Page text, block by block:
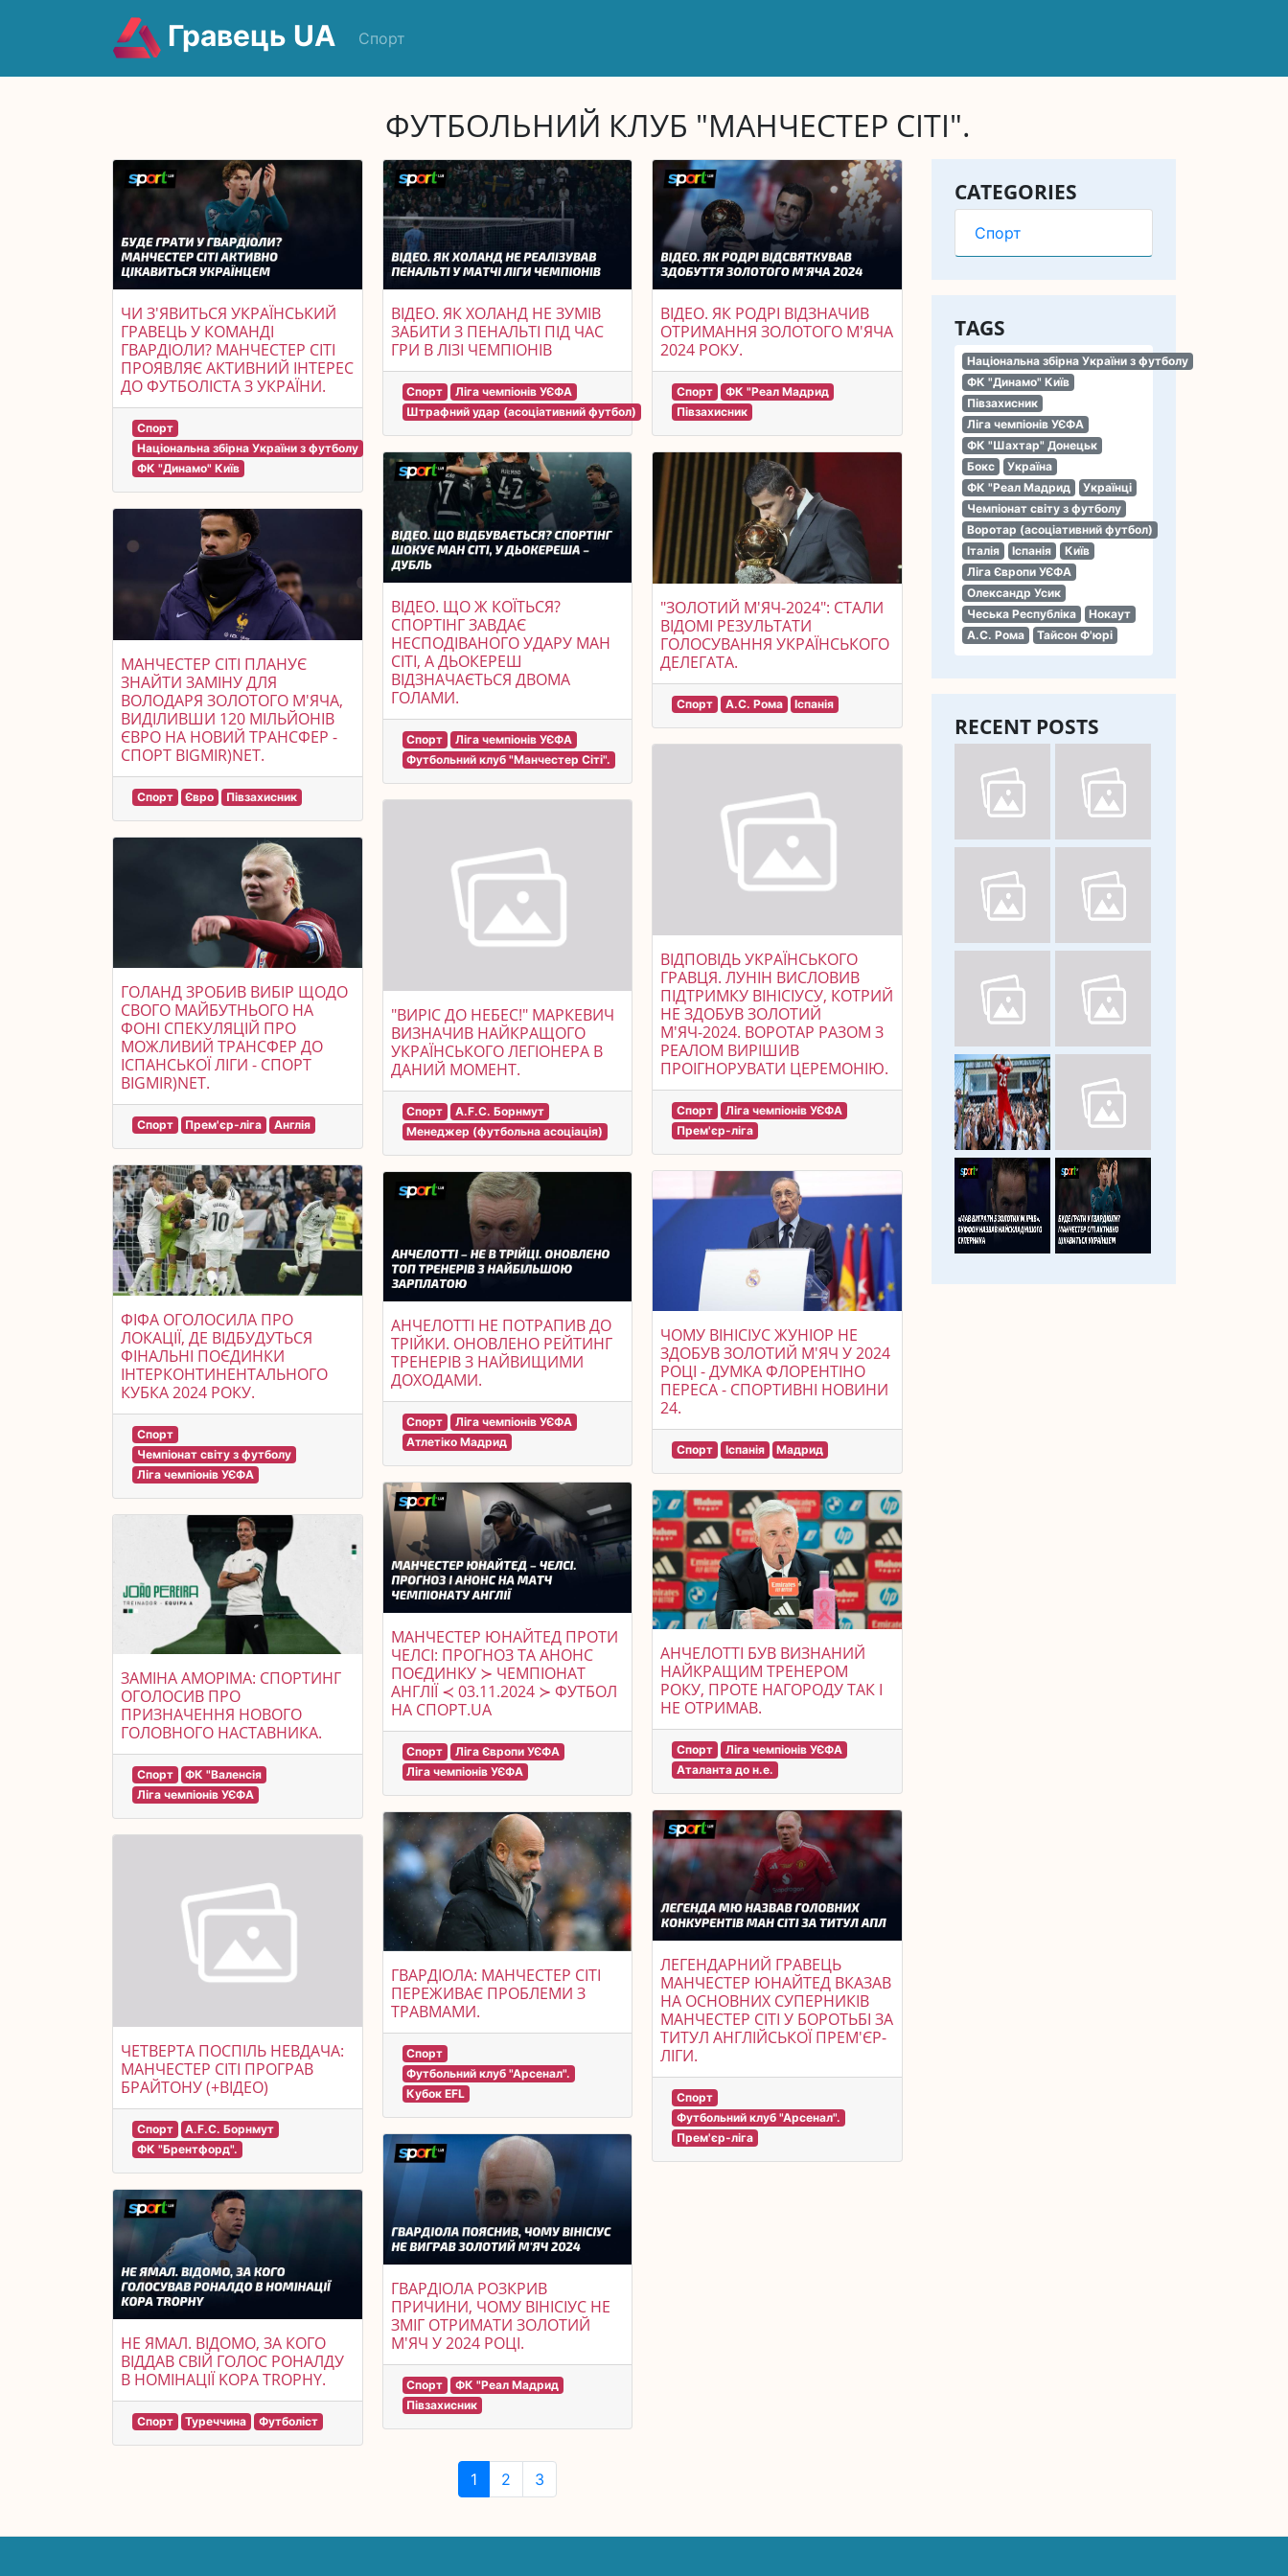
Гравець UA Спорт
ФУТБОЛЬНИЙ КЛУБ "МАНЧЕСТЕР СІТІ".
CATEGORIES
Спорт
TAGS
Національна збірна України з футболу
ФК "Динамо" Київ
Півзахисник
Ліга чемпіонів УЄФА
ФК "Шахтар" Донецьк
Бокс
Україна
ФК "Реал Мадрид
Українці
Чемпіонат світу з футболу
Воротар (асоціативний футбол)
Італія
Іспанія
Київ
Ліга Європи УЄФА
Олександр Усик
Чеська Республіка
Нокаут
А.С. Рома
Тайсон Ф'юрі
RECENT POSTS
ЧИ З'ЯВИТЬСЯ УКРАЇНСЬКИЙ
ГРАВЕЦЬ У КОМАНДІ
ГВАРДІОЛИ? МАНЧЕСТЕР СІТІ
ПРОЯВЛЯЄ АКТИВНИЙ ІНТЕРЕС
ДО ФУТБОЛІСТА З УКРАЇНИ.
Спорт
Національна збірна України з футболу
ФК "Динамо" Київ
МАНЧЕСТЕР СІТІ ПЛАНУЄ
ЗНАЙТИ ЗАМІНУ ДЛЯ
ВОЛОДАРЯ ЗОЛОТОГО М'ЯЧА,
ВИДІЛИВШИ 120 МІЛЬЙОНІВ
ЄВРО НА НОВИЙ ТРАНСФЕР -
СПОРТ BIGMIR)NET.
Спорт Євро Півзахисник
ГОЛАНД ЗРОБИВ ВИБІР ЩОДО
СВОГО МАЙБУТНЬОГО НА
ФОНІ СПЕКУЛЯЦІЙ ПРО
МОЖЛИВИЙ ТРАНСФЕР ДО
ІСПАНСЬКОЇ ЛІГИ - СПОРТ
BIGMIR)NET.
Спорт Прем'єр-ліга Англія
ФІФА ОГОЛОСИЛА ПРО
ЛОКАЦІЇ, ДЕ ВІДБУДУТЬСЯ
ФІНАЛЬНІ ПОЄДИНКИ
ІНТЕРКОНТИНЕНТАЛЬНОГО
КУБКА 2024 РОКУ.
Спорт
Чемпіонат світу з футболу
Ліга чемпіонів УЄФА
ЗАМІНА АМОРІМА: СПОРТИНГ
ОГОЛОСИВ ПРО
ПРИЗНАЧЕННЯ НОВОГО
ГОЛОВНОГО НАСТАВНИКА.
Спорт
ФК "Валенсія
Ліга чемпіонів УЄФА
ЧЕТВЕРТА ПОСПІЛЬ НЕВДАЧА:
МАНЧЕСТЕР СІТІ ПРОГРАВ
БРАЙТОНУ (+ВІДЕО)
Спорт
A.F.C. Борнмут
ФК "Брентфорд".
НЕ ЯМАЛ. ВІДОМО, ЗА КОГО
ВІДДАВ СВІЙ ГОЛОС РОНАЛДУ
В НОМІНАЦІЇ KOPA TROPHY.
Спорт Туреччина Футболіст
ВІДЕО. ЯК ХОЛАНД НЕ ЗУМІВ
ЗАБИТИ З ПЕНАЛЬТІ ПІД ЧАС
ГРИ В ЛІЗІ ЧЕМПІОНІВ
Спорт
Ліга чемпіонів УЄФА
Штрафний удар (асоціативний футбол)
ВІДЕО. ЩО Ж КОЇТЬСЯ?
СПОРТІНГ ЗАВДАЄ
НЕСПОДІВАНОГО УДАРУ МАН
СІТІ, А ДЬОКЕРЕШ
ВІДЗНАЧАЄТЬСЯ ДВОМА
ГОЛАМИ.
Спорт
Ліга чемпіонів УЄФА
Футбольний клуб "Манчестер Сіті".
"ВИРІС ДО НЕБЕС!" МАРКЕВИЧ
ВИЗНАЧИВ НАЙКРАЩОГО
УКРАЇНСЬКОГО ЛЕГІОНЕРА В
ДАНИЙ МОМЕНТ.
Спорт
A.F.C. Борнмут
Менеджер (футбольна асоціація)
АНЧЕЛОТТІ НЕ ПОТРАПИВ ДО
ТРІЙКИ. ОНОВЛЕНО РЕЙТИНГ
ТРЕНЕРІВ З НАЙВИЩИМИ
ДОХОДАМИ.
Спорт
Ліга чемпіонів УЄФА
Атлетіко Мадрид
МАНЧЕСТЕР ЮНАЙТЕД ПРОТИ
ЧЕЛСІ: ПРОГНОЗ ТА АНОНС
ПОЄДИНКУ ≻ ЧЕМПІОНАТ
АНГЛІЇ ≺ 03.11.2024 ≻ ФУТБОЛ
НА СПОРТ.UA
Спорт
Ліга Європи УЄФА
Ліга чемпіонів УЄФА
ГВАРДІОЛА: МАНЧЕСТЕР СІТІ
ПЕРЕЖИВАЄ ПРОБЛЕМИ З
ТРАВМАМИ.
Спорт
Футбольний клуб "Арсенал".
Кубок EFL
ГВАРДІОЛА РОЗКРИВ
ПРИЧИНИ, ЧОМУ ВІНІСІУС НЕ
ЗМІГ ОТРИМАТИ ЗОЛОТИЙ
М'ЯЧ У 2024 РОЦІ.
Спорт
ФК "Реал Мадрид
Півзахисник
ВІДЕО. ЯК РОДРІ ВІДЗНАЧИВ
ОТРИМАННЯ ЗОЛОТОГО М'ЯЧА
2024 РОКУ.
Спорт
ФК "Реал Мадрид
Півзахисник
"ЗОЛОТИЙ М'ЯЧ-2024": СТАЛИ
ВІДОМІ РЕЗУЛЬТАТИ
ГОЛОСУВАННЯ УКРАЇНСЬКОГО
ДЕЛЕГАТА.
Спорт А.С. Рома Іспанія
ВІДПОВІДЬ УКРАЇНСЬКОГО
ГРАВЦЯ. ЛУНІН ВИСЛОВИВ
ПІДТРИМКУ ВІНІСІУСУ, КОТРИЙ
НЕ ЗДОБУВ ЗОЛОТИЙ
М'ЯЧ-2024. ВОРОТАР РАЗОМ З
РЕАЛОМ ВИРІШИВ
ПРОІГНОРУВАТИ ЦЕРЕМОНІЮ.
Спорт
Ліга чемпіонів УЄФА
Прем'єр-ліга
ЧОМУ ВІНІСІУС ЖУНІОР НЕ
ЗДОБУВ ЗОЛОТИЙ М'ЯЧ У 2024
РОЦІ - ДУМКА ФЛОРЕНТІНО
ПЕРЕСА - СПОРТИВНІ НОВИНИ
24.
Спорт Іспанія Мадрид
АНЧЕЛОТТІ БУВ ВИЗНАНИЙ
НАЙКРАЩИМ ТРЕНЕРОМ
РОКУ, ПРОТЕ НАГОРОДУ ТАК І
НЕ ОТРИМАВ.
Спорт
Ліга чемпіонів УЄФА
Аталанта до н.е.
ЛЕГЕНДАРНИЙ ГРАВЕЦЬ
МАНЧЕСТЕР ЮНАЙТЕД ВКАЗАВ
НА ОСНОВНИХ СУПЕРНИКІВ
МАНЧЕСТЕР СІТІ У БОРОТЬБІ ЗА
ТИТУЛ АНГЛІЙСЬКОЇ ПРЕМ'ЄР-
ЛІГИ.
Спорт
Футбольний клуб "Арсенал".
Прем'єр-ліга
1 2 3